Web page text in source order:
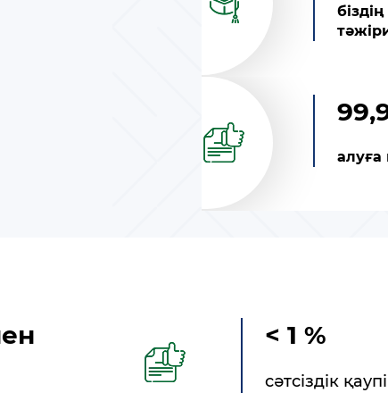
алуға
< 1 %
сәтсіздік қаупі